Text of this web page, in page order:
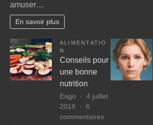
moi
votre
atelier
participatif
amuser…
En savoir plus
ALIMENTATIO
N
Conseils pour
une bonne
nutrition
Eago
4 juillet
2018
6
commentairessur